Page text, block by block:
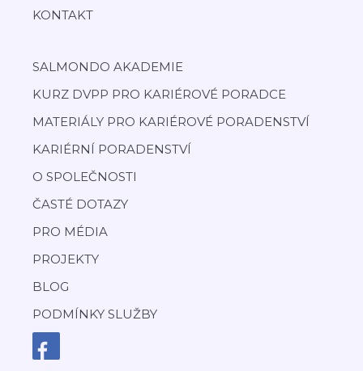
KONTAKT
SALMONDO AKADEMIE
KURZ DVPP PRO KARIÉROVÉ PORADCE
MATERIÁLY PRO KARIÉROVÉ PORADENSTVÍ
KARIÉRNÍ PORADENSTVÍ
O SPOLEČNOSTI
ČASTÉ DOTAZY
PRO MÉDIA
PROJEKTY
BLOG
PODMÍNKY SLUŽBY